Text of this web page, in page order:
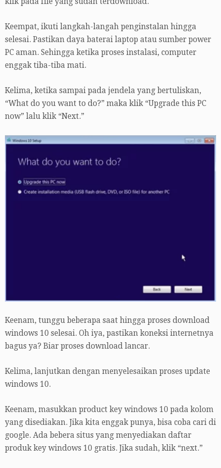
Keempat, ikuti langkah-langah penginstalan hingga
selesai. Pastikan daya baterai laptop atau sumber power
PC aman. Sehingga ketika proses instalasi, computer
enggak tiba-tiba mati.
Kelima, ketika sampai pada jendela yang bertuliskan,
“What do you want to do?” maka klik “Upgrade this PC
now” lalu klik “Next.”
Keenam, tunggu beberapa saat hingga proses download
windows 10 selesai. Oh iya, pastikan koneksi internetnya
bagus ya? Biar proses download lancar.
Kelima, lanjutkan dengan menyelesaikan proses update
windows 10.
Keenam, masukkan product key windows 10 pada kolom
yang disediakan. Jika kita enggak punya, bisa coba cari di
google. Ada bebera situs yang menyediakan daftar
produk key windows 10 gratis. Jika sudah, klik “next.”